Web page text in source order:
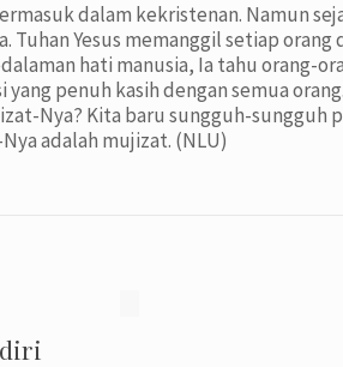
dalam kekristenan. Namun
Yesus memanggil setiap
hati manusia, Ia tahu orang-
penuh kasih dengan semua
Nya? Kita baru sungguh-sungguh
adalah mujizat. (NLU)